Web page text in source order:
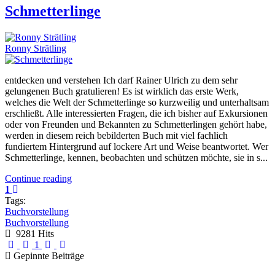
Schmetterlinge
Ronny Strätling
entdecken und verstehen Ich darf Rainer Ulrich zu dem sehr
gelungenen Buch gratulieren! Es ist wirklich das erste Werk,
welches die Welt der Schmetterlinge so kurzweilig und unterhaltsam
erschließt. Alle interessierten Fragen, die ich bisher auf Exkursionen
oder von Freunden und Bekannten zu Schmetterlingen gehört habe,
werden in diesem reich bebilderten Buch mit viel fachlich
fundiertem Hintergrund auf lockere Art und Weise beantwortet. Wer
Schmetterlinge, kennen, beobachten und schützen möchte, sie in s...
Continue reading
1
Tags:
Buchvorstellung
Buchvorstellung
9281 Hits
First Page
Previous Page
1 Next Page
Gepinnte Beiträge